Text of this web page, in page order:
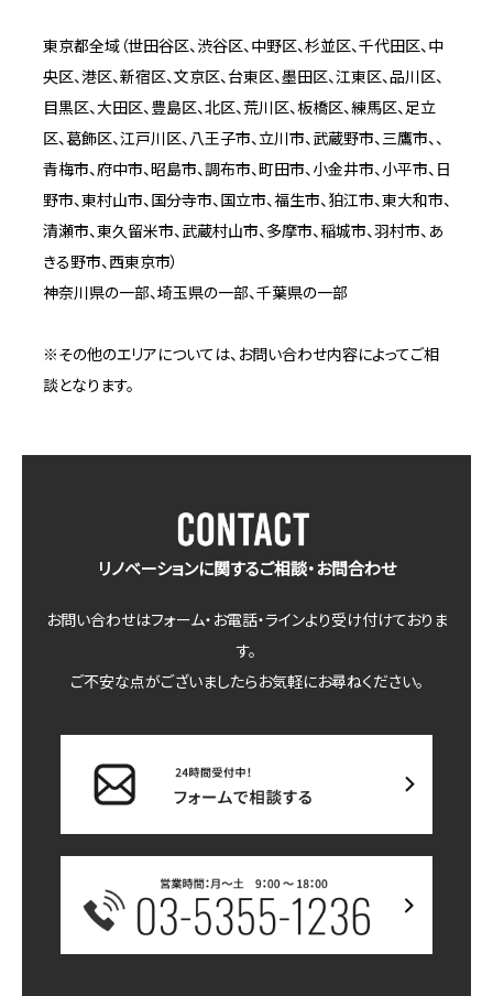
東京都全域（世田谷区、渋谷区、中野区、杉並区、千代田区、中
央区、港区、新宿区、文京区、台東区、墨田区、江東区、品川区、
目黒区、大田区、豊島区、北区、荒川区、板橋区、練馬区、足立
区、葛飾区、江戸川区、八王子市、立川市、武蔵野市、三鷹市、、
青梅市、府中市、昭島市、調布市、町田市、小金井市、小平市、日
野市、東村山市、国分寺市、国立市、福生市、狛江市、東大和市、
清瀬市、東久留米市、武蔵村山市、多摩市、稲城市、羽村市、あ
きる野市、西東京市）
神奈川県の一部、埼玉県の一部、千葉県の一部
※その他のエリアについては、お問い合わせ内容によってご相
談となります。
リノベーションに関するご相談・お問合わせ
お問い合わせはフォーム・お電話・ラインより受け付けておりま
す。
ご不安な点がございましたらお気軽にお尋ねください。